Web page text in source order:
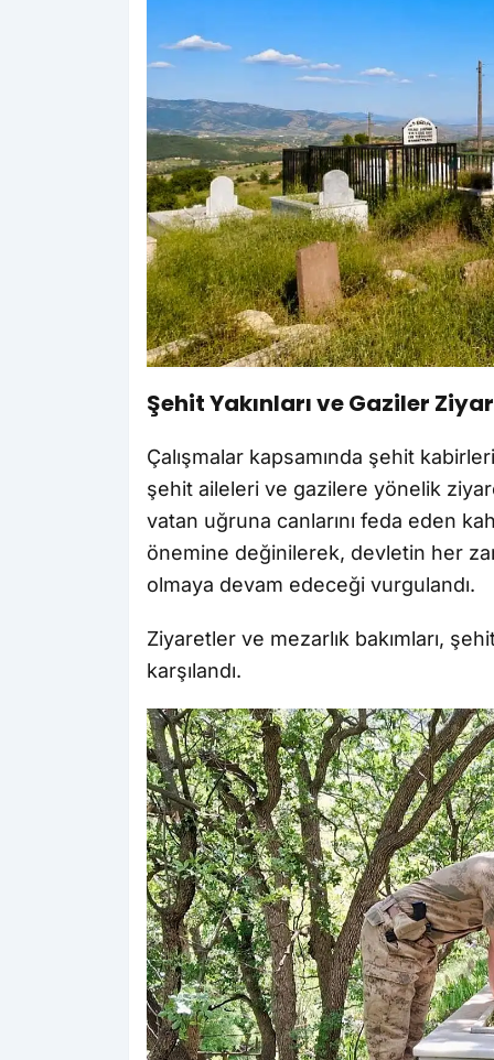
Şehit Yakınları ve Gaziler
Çalışmalar kapsamında şehit
şehit aileleri ve gazilere yönelik
vatan uğruna canlarını feda eden
önemine değinilerek, devletin her
olmaya devam edeceği vurgulandı.
Ziyaretler ve mezarlık bakımları,
karşılandı.